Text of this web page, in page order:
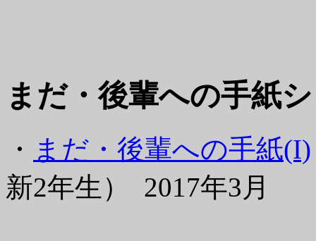
まだ・後輩への手紙
・ まだ・後輩への手紙(I)
新2年生） 2017年3月